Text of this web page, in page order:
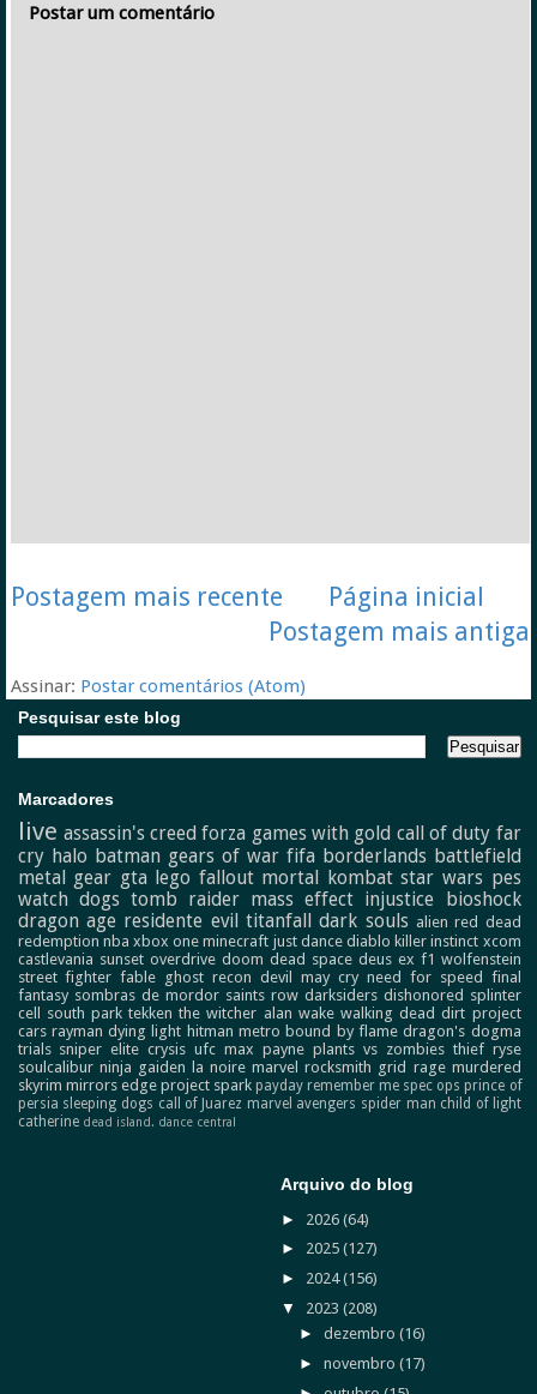
Postar um comentário
Postagem mais recente
Postagem mais antiga
Página inicial
Assinar: Postar comentários (Atom)
Pesquisar este blog
Marcadores
live assassin's creed forza games with gold call of duty far
cry halo batman gears of war fifa borderlands battlefield
metal gear gta lego fallout mortal kombat star wars pes
watch dogs tomb raider mass effect injustice bioshock
dragon age residente evil titanfall dark souls alien red dead
redemption nba xbox one minecraft just dance diablo killer instinct xcom
castlevania sunset overdrive doom dead space deus ex f1 wolfenstein
street fighter fable ghost recon devil may cry need for speed final
fantasy sombras de mordor saints row darksiders dishonored splinter
cell
south park tekken the witcher alan wake walking dead dirt project
cars rayman dying light hitman metro bound by flame dragon's dogma
trials sniper elite crysis ufc max payne plants vs zombies thief ryse
soulcalibur ninja gaiden la noire marvel rocksmith grid rage murdered
skyrim mirrors edge project spark payday remember me spec ops prince of
persia sleeping dogs call of Juarez marvel avengers spider man child of light
catherine dead island. dance central
Arquivo do blog
► 2026 (64)
► 2025 (127)
► 2024(156)
▼ 2023 (208)
►dezembro(16)
►novembro(17)